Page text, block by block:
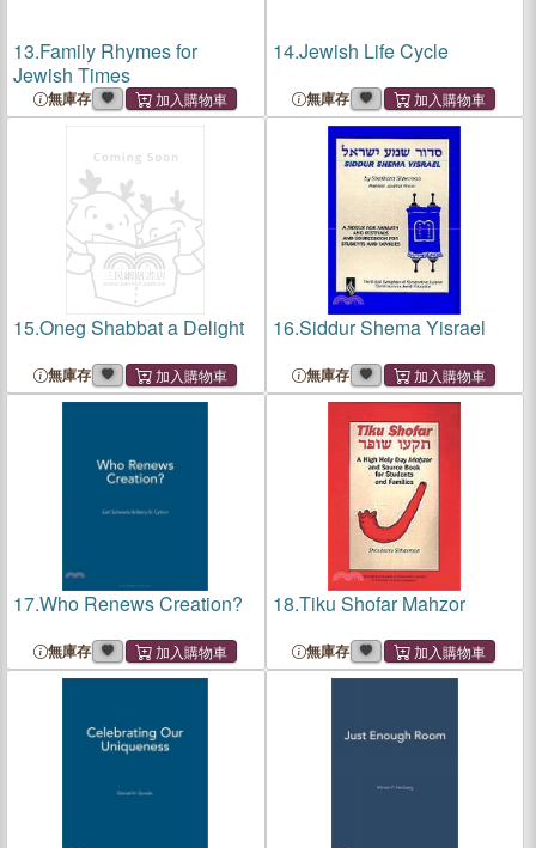
13.Family Rhymes for
Jewish Times
無庫存
14.Jewish Life Cycle
無庫存
15.Oneg Shabbat a Delight
無庫存
16.Siddur Shema Yisrael
無庫存
17.Who Renews Creation?
無庫存
18.Tiku Shofar Mahzor
無庫存